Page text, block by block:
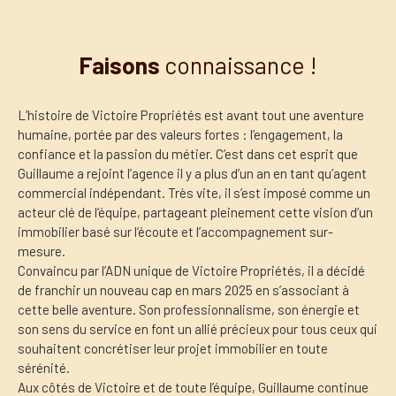
Faisons connaissance !
L’histoire de Victoire Propriétés est avant tout une aventure
humaine, portée par des valeurs fortes : l’engagement, la
confiance et la passion du métier. C’est dans cet esprit que
Guillaume a rejoint l’agence il y a plus d’un an en tant qu’agent
commercial indépendant. Très vite, il s’est imposé comme un
acteur clé de l’équipe, partageant pleinement cette vision d’un
immobilier basé sur l’écoute et l’accompagnement sur-
mesure.
Convaincu par l’ADN unique de Victoire Propriétés, il a décidé
de franchir un nouveau cap en mars 2025 en s’associant à
cette belle aventure. Son professionnalisme, son énergie et
son sens du service en font un allié précieux pour tous ceux qui
souhaitent concrétiser leur projet immobilier en toute
sérénité.
Aux côtés de Victoire et de toute l’équipe, Guillaume continue